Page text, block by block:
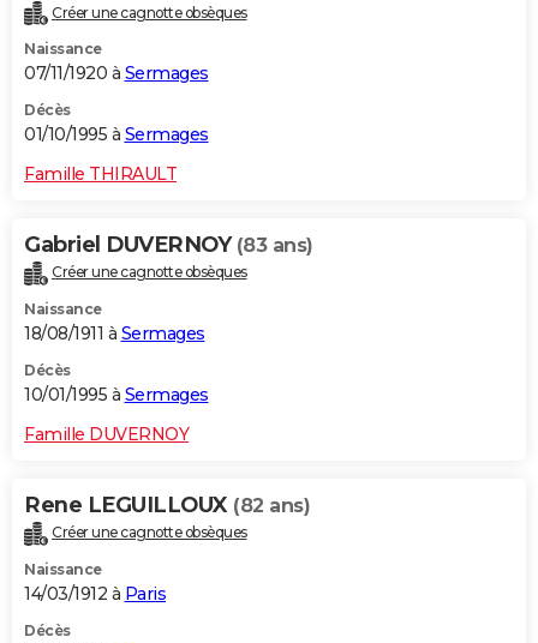
Créer une cagnotte obsèques
Naissance
07/11/1920 à Sermages
Décès
01/10/1995 à Sermages
Famille THIRAULT
Gabriel DUVERNOY (83 ans)
Créer une cagnotte obsèques
Naissance
18/08/1911 à Sermages
Décès
10/01/1995 à Sermages
Famille DUVERNOY
Rene LEGUILLOUX (82 ans)
Créer une cagnotte obsèques
Naissance
14/03/1912 à Paris
Décès